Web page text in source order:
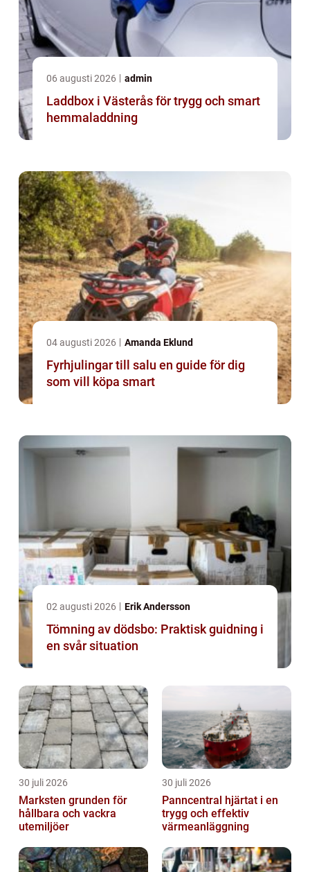
06 augusti 2026 admin
Laddbox i Västerås för trygg och smart
hemmaladdning
04 augusti 2026 Amanda Eklund
Fyrhjulingar till salu en guide för dig
som vill köpa smart
02 augusti 2026 Erik Andersson
Tömning av dödsbo: Praktisk guidning i
en svår situation
30 juli 2026
Marksten grunden för
hållbara och vackra
utemiljöer
30 juli 2026
Panncentral hjärtat i en
trygg och effektiv
värmeanläggning